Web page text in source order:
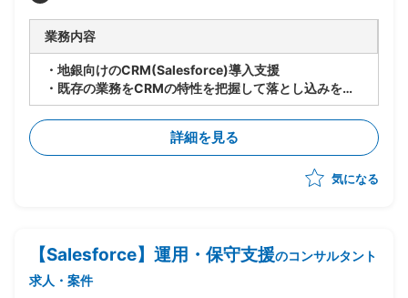
業務内容
・地銀向けのCRM(Salesforce)導入支援
・既存の業務をCRMの特性を把握して落とし込みを想
定
・下記想定業務内容
-現状業務のヒアリング
-課題整理
詳細を見る
気になる
【Salesforce】運用・保守支援のコンサルタント
求人・案件